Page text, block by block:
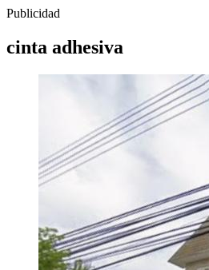
Publicidad
cinta adhesiva